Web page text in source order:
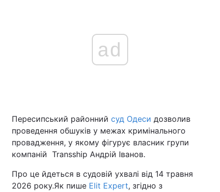
ad
Пересипський районний суд Одеси дозволив
проведення обшуків у межах кримінального
провадження, у якому фігурує власник групи
компаній Transship Андрій Іванов.
Про це йдеться в судовій ухвалі від 14 травня
2026 року.Як пише Elit Expert, згідно з